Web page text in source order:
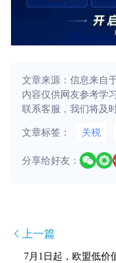
文章来源：信息来自
内容仅供网友参考学
联系客服，我们将及
文章标签： 关税
分享给好友：
上一篇
7月1日起，欧盟低价